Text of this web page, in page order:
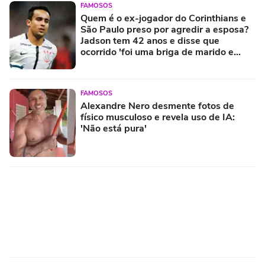
FAMOSOS
Quem é o ex-jogador do Corinthians e
São Paulo preso por agredir a esposa?
Jadson tem 42 anos e disse que
ocorrido 'foi uma briga de marido e
FAMOSOS
Alexandre Nero desmente fotos de
físico musculoso e revela uso de IA:
'Não está pura'